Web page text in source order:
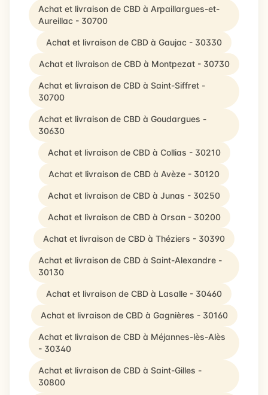
Achat et livraison de CBD à Arpaillargues-et-
Aureillac - 30700
Achat et livraison de CBD à Gaujac - 30330
Achat et livraison de CBD à Montpezat - 30730
Achat et livraison de CBD à Saint-Siffret -
30700
Achat et livraison de CBD à Goudargues -
30630
Achat et livraison de CBD à Collias - 30210
Achat et livraison de CBD à Avèze - 30120
Achat et livraison de CBD à Junas - 30250
Achat et livraison de CBD à Orsan - 30200
Achat et livraison de CBD à Théziers - 30390
Achat et livraison de CBD à Saint-Alexandre -
30130
Achat et livraison de CBD à Lasalle - 30460
Achat et livraison de CBD à Gagnières - 30160
Achat et livraison de CBD à Méjannes-lès-Alès
- 30340
Achat et livraison de CBD à Saint-Gilles -
30800